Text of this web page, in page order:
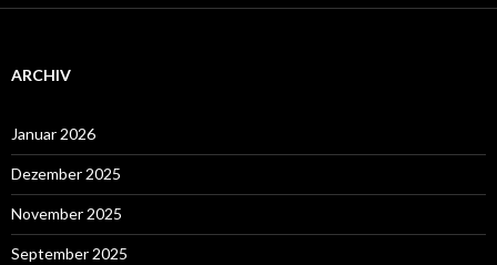
ARCHIV
Januar 2026
Dezember 2025
November 2025
September 2025